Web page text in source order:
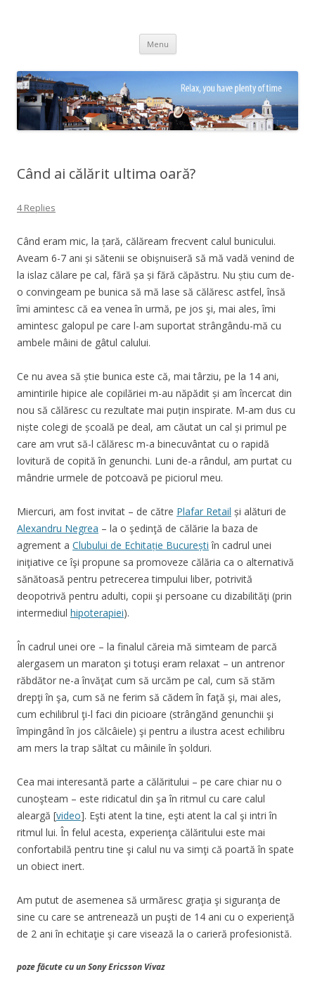
Menu Skip
content
Când ai călărit ultima oară?
4 Replies
Când eram mic, la țară, călăream frecvent calul bunicului.
Aveam 6-7 ani și sătenii se obișnuiseră să mă vadă venind de
la islaz călare pe cal, fără șa și fără căpăstru. Nu știu cum de-
o convingeam pe bunica să mă lase să călăresc astfel, însă
îmi amintesc că ea venea în urmă, pe jos şi, mai ales, îmi
amintesc galopul pe care l-am suportat strângându-mă cu
ambele mâini de gâtul calului.
Ce nu avea să știe bunica este că, mai târziu, pe la 14 ani,
amintirile hipice ale copilăriei m-au năpădit și am încercat din
nou să călăresc cu rezultate mai puțin inspirate. M-am dus cu
niște colegi de școală pe deal, am căutat un cal și primul pe
care am vrut să-l călăresc m-a binecuvântat cu o rapidă
lovitură de copită în genunchi. Luni de-a rândul, am purtat cu
mândrie urmele de potcoavă pe piciorul meu.
Miercuri, am fost invitat – de către Plafar Retail și alături de
Alexandru Negrea – la o şedinţă de călărie la baza de
agrement a Clubului de Echitație București în cadrul unei
iniţiative ce îşi propune sa promoveze călăria ca o alternativă
sănătoasă pentru petrecerea timpului liber, potrivită
deopotrivă pentru adulti, copii şi persoane cu dizabilităţi (prin
intermediul hipoterapiei).
În cadrul unei ore – la finalul căreia mă simteam de parcă
alergasem un maraton şi totuşi eram relaxat – un antrenor
răbdător ne-a învăţat cum să urcăm pe cal, cum să stăm
drepţi în şa, cum să ne ferim să cădem în faţă şi, mai ales,
cum echilibrul ţi-l faci din picioare (strângănd genunchii şi
împingând în jos călcâiele) şi pentru a ilustra acest echilibru
am mers la trap săltat cu mâinile în şolduri.
Cea mai interesantă parte a călăritului – pe care chiar nu o
cunoşteam – este ridicatul din şa în ritmul cu care calul
aleargă [video]. Eşti atent la tine, eşti atent la cal şi intri în
ritmul lui. În felul acesta, experienţa călăritului este mai
confortabilă pentru tine şi calul nu va simţi că poartă în spate
un obiect inert.
Am putut de asemenea să urmăresc graţia şi siguranţa de
sine cu care se antrenează un puşti de 14 ani cu o experienţă
de 2 ani în echitaţie şi care visează la o carieră profesionistă.
poze făcute cu un Sony Ericsson Vivaz